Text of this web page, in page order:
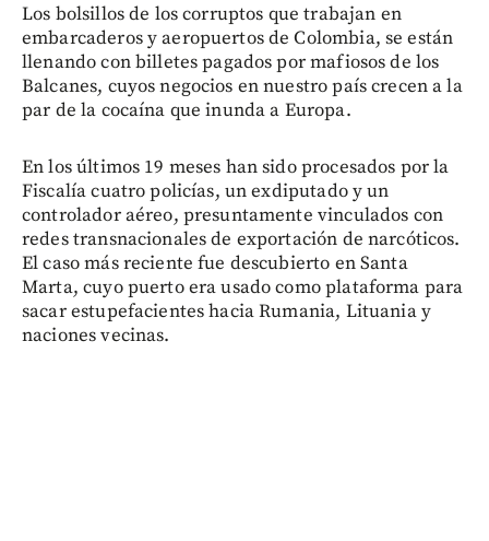
Los bolsillos de los corruptos que trabajan en
embarcaderos y aeropuertos de Colombia, se están
llenando con billetes pagados por mafiosos de los
Balcanes, cuyos negocios en nuestro país crecen a la
par de la cocaína que inunda a Europa.
En los últimos 19 meses han sido procesados por la
Fiscalía cuatro policías, un exdiputado y un
controlador aéreo, presuntamente vinculados con
redes transnacionales de exportación de narcóticos.
El caso más reciente fue descubierto en Santa
Marta, cuyo puerto era usado como plataforma para
sacar estupefacientes hacia Rumania, Lituania y
naciones vecinas.